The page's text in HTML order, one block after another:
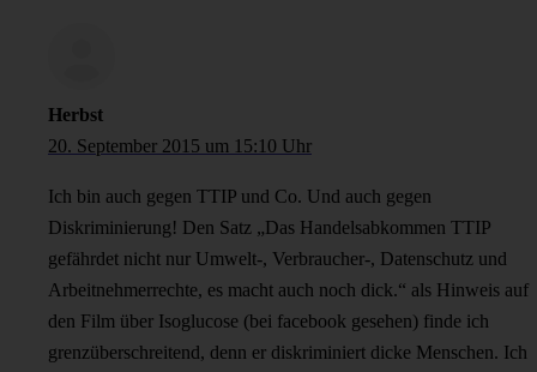
Herbst
20. September 2015 um 15:10 Uhr
Ich bin auch gegen TTIP und Co. Und auch gegen
Diskriminierung! Den Satz „Das Handelsabkommen TTIP
gefährdet nicht nur Umwelt-, Verbraucher-, Datenschutz und
Arbeitnehmerrechte, es macht auch noch dick.“ als Hinweis auf
den Film über Isoglucose (bei facebook gesehen) finde ich
grenzüberschreitend, denn er diskriminiert dicke Menschen. Ich